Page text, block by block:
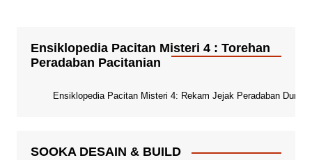
Ensiklopedia Pacitan Misteri 4 : Torehan
Peradaban Pacitanian
Ensiklopedia Pacitan Misteri 4: Rekam Jejak Peradaban Dunia
SOOKA DESAIN & BUILD